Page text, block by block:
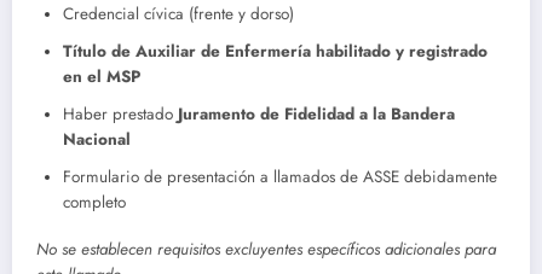
Credencial cívica (frente y dorso)
Título de Auxiliar de Enfermería habilitado y registrado
en el MSP
Haber prestado Juramento de Fidelidad a la Bandera
Nacional
Formulario de presentación a llamados de ASSE debidamente
completo
No se establecen requisitos excluyentes específicos adicionales para